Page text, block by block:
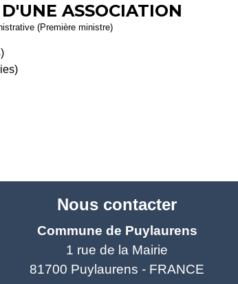
ASSOCIATION
(Première ministre)
Nous contacter
Commune de Puylaurens
1 rue de la Mairie
81700 Puylaurens - FRANCE